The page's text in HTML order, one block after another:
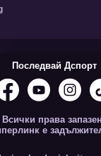
Последвай Дспорт
права
е